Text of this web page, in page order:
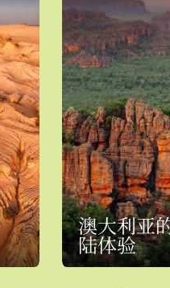
澳大利亚
陆体验